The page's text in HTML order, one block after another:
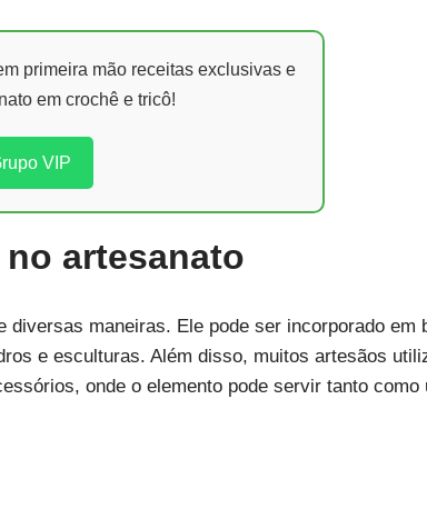
primeira mão receitas exclusivas e
em crochê e tricô!
VIP
artesanato
maneiras. Ele pode ser incorporado em
e esculturas. Além disso, muitos artesãos
onde o elemento pode servir tanto como